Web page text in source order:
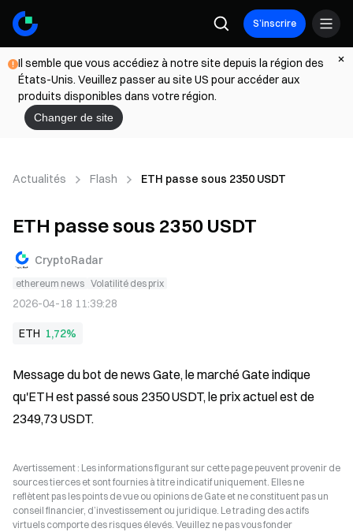
S’inscrire
Il semble que vous accédiez à notre site depuis la région des
États-Unis. Veuillez passer au site US pour accéder aux
produits disponibles dans votre région.
Changer de site
Actualités Flash ETH passe sous 2350 USDT
ETH passe sous 2350 USDT
CryptoRadar
ethereum news Volatilité des prix
2026-04-18 11:39:28
ETH 1,72%
Message du bot de news Gate, le marché Gate indique
qu'ETH est passé sous 2350 USDT, le prix actuel est de
2349,73 USDT.
Avertissement : Les informations figurant sur cette page peuvent provenir de
sources tierces et sont fournies à titre indicatif uniquement. Elles ne
reflètent pas les points de vue ou opinions de Gate et ne constituent pas un
conseil financier, d’investissement ou juridique. Le trading des actifs
virtuels comporte des risques élevés. Veuillez ne pas vous fonder